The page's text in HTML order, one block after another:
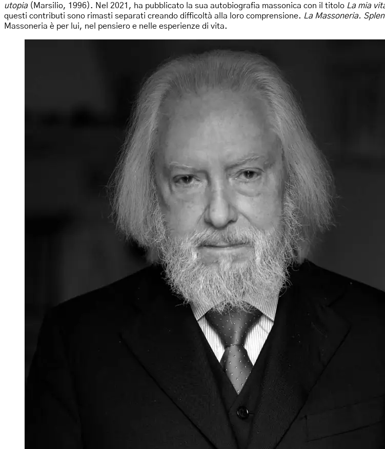
utopia (Marsilio, 1996). Nel 2021, ha pubblicato la sua autobiografia massonica con il titolo La mia
questi contributi sono rimasti separati creando difficoltà alla loro comprensione. La Massoneria.
Massoneria è per lui, nel pensiero e nelle esperienze di vita.